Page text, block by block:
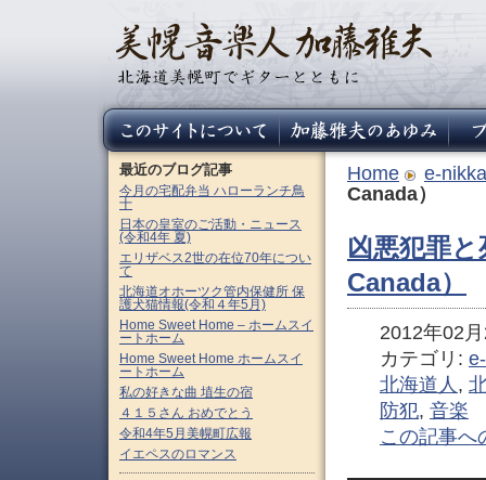
Home
e-nikka
Canada）
凶悪犯罪
Canada）
2012年02
カテゴリ:
北海道人 ,
防犯, 音楽
この記事へ
最近のブログ記事
今月の宅配弁当 ハローランチ鳥
十
日本の皇室のご活動・ニュース
(令和4年 夏)
エリザベス2世の在位70年につい
て
北海道オホーツク管内保健所 保
護犬猫情報(令和４年5月)
Home Sweet Home – ホームスイ
ートホーム
Home Sweet Home ホームスイ
ートホーム
私の好きな曲 埴生の宿
４１５さん おめでとう
令和4年5月美幌町広報
イエペスのロマンス